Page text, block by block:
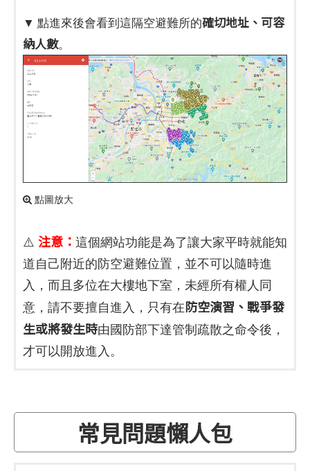
▼ 點進來後會看到這隔空避難所的確切地址、可容
納人數。
點圖放大
⚠️ 注意： 這個網站功能是為了讓大家平時就能知
道自己附近的防空避難位置，並不可以隨時進
入，而且多位在大樓地下室，未經所有權人同
意，請不要擅自進入，只有在防空演習、戰爭發
生或將發生時由國防部下達管制疏散之命令後，
才可以開放進入。
常見問題懶人包